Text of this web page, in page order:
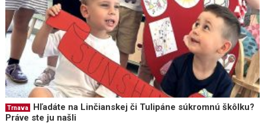
Trnava
Hľadáte na Linčianskej či Tulipáne súkromnú škôlku?
Práve ste ju našli